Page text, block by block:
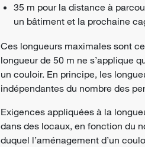
35 m pour la distance à
un bâtiment et la prochaine
Ces longueurs maximales sont
longueur de 50 m ne s’applique
un couloir. En principe, les
indépendantes du nombre des
Exigences appliquées à la
dans des locaux, en fonction du
duquel l’aménagement d’un